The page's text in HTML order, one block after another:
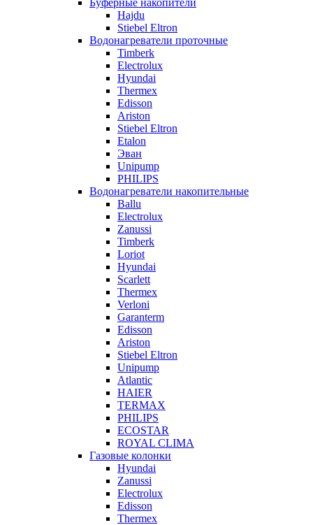
Буферные накопители
Hajdu
Stiebel Eltron
Водонагреватели проточные
Timberk
Electrolux
Hyundai
Thermex
Edisson
Ariston
Stiebel Eltron
Etalon
Эван
Unipump
PHILIPS
Водонагреватели накопительные
Ballu
Electrolux
Zanussi
Timberk
Loriot
Hyundai
Scarlett
Thermex
Verloni
Garanterm
Edisson
Ariston
Stiebel Eltron
Unipump
Atlantic
HAIER
TERMAX
PHILIPS
ECOSTAR
ROYAL CLIMA
Газовые колонки
Hyundai
Zanussi
Electrolux
Edisson
Thermex